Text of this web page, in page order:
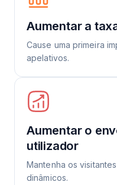
Aumentar a
Cause uma primeira
apelativos.
Aumentar o
utilizador
Mantenha os
dinâmicos.